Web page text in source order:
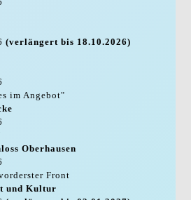
(verlängert bis 18.10.2026)
im Angebot"
Oberhausen
Front
und Kultur